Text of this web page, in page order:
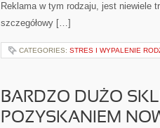
Reklama w tym rodzaju, jest niewiele
szczegółowy […]
CATEGORIES: STRES I WYPALENIE
BARDZO DUŻO
POZYSKANIEM